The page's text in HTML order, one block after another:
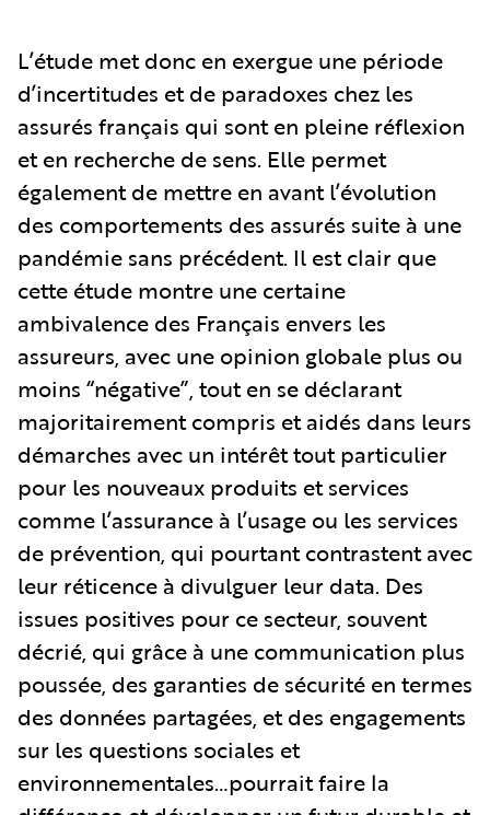
L’étude met donc en exergue une période
d’incertitudes et de paradoxes chez les
assurés français qui sont en pleine réflexion
et en recherche de sens. Elle permet
également de mettre en avant l’évolution
des comportements des assurés suite à une
pandémie sans précédent. Il est clair que
cette étude montre une certaine
ambivalence des Français envers les
assureurs, avec une opinion globale plus ou
moins “négative”, tout en se déclarant
majoritairement compris et aidés dans leurs
démarches avec un intérêt tout particulier
pour les nouveaux produits et services
comme l’assurance à l’usage ou les services
de prévention, qui pourtant contrastent avec
leur réticence à divulguer leur data. Des
issues positives pour ce secteur, souvent
décrié, qui grâce à une communication plus
poussée, des garanties de sécurité en termes
des données partagées, et des engagements
sur les questions sociales et
environnementales…pourrait faire la